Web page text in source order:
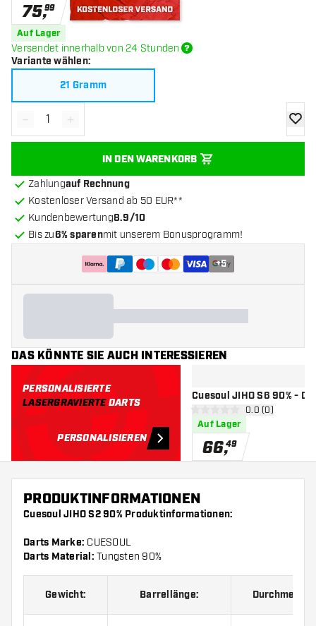
75,99
Auf Lager
Versendet innerhalb von 24 Stunden
Variante wählen:
21 Gramm
Menge verringern
- Menge erhöhen
+
IN DEN WARENKORB
Zur
Zahlungauf Rechnung
Kostenloser Versand ab 50 EUR**
Kundenbewertung8.9/10
Bis zu6% sparenmit unserem Bonusprogramm!
+5
DAS KÖNNTE SIE AUCH INTERESSIEREN
PERSONALISIERTE
LASERGRAVIERTEDARTS
PERSONALISIEREN
Cuesoul JIHO S6 90% -
0 Bewertungssterne
0.0 (0)
Auf Lager
66,49
PRODUKTINFORMATIONEN
Cuesoul JIHO S2 90% Produktinformationen:
Darts Marke: CUESOUL
Darts Material: Tungsten 90%
Gewicht: Barrellänge: